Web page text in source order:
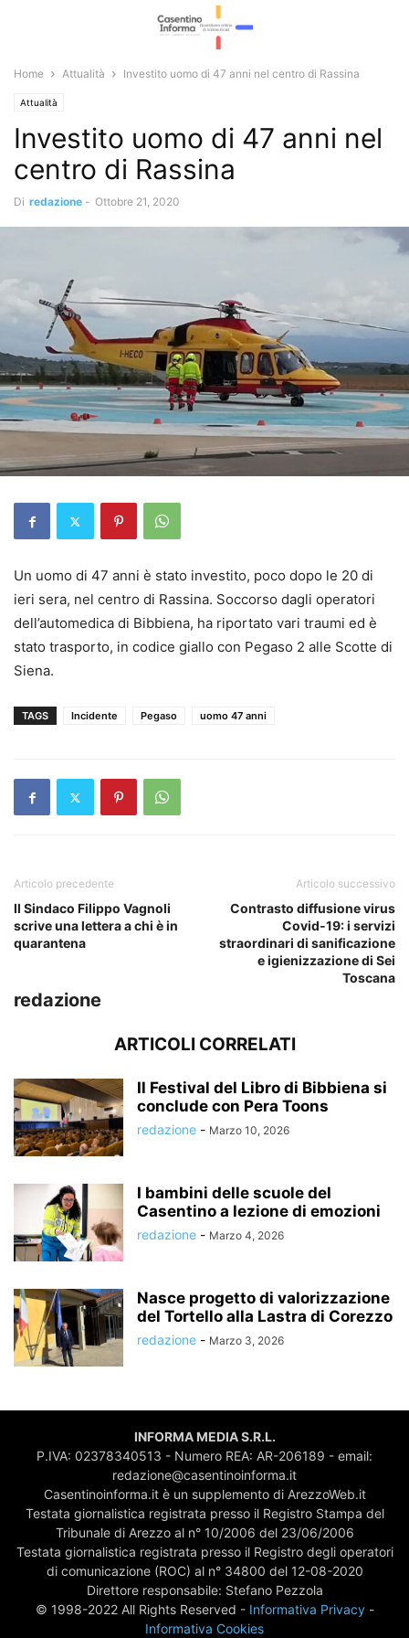
Home Attualità Investito uomo di 47 anni nel centro di Rassina
Attualità
Investito uomo di 47 anni nel
centro di Rassina
Di redazione - Ottobre 21, 2020
Un uomo di 47 anni è stato investito, poco dopo le 20 di
ieri sera, nel centro di Rassina. Soccorso dagli operatori
dell’automedica di Bibbiena, ha riportato vari traumi ed è
stato trasporto, in codice giallo con Pegaso 2 alle Scotte di
Siena.
TAGS Incidente Pegaso uomo 47 anni
Articolo precedente
Il Sindaco Filippo Vagnoli
scrive una lettera a chi è in
quarantena
Articolo successivo
Contrasto diffusione virus
Covid-19: i servizi
straordinari di sanificazione
e igienizzazione di Sei
Toscana
redazione
ARTICOLI CORRELATI
Il Festival del Libro di Bibbiena si
conclude con Pera Toons
redazione - Marzo 10, 2026
I bambini delle scuole del
Casentino a lezione di emozioni
redazione - Marzo 4, 2026
Nasce progetto di valorizzazione
del Tortello alla Lastra di Corezzo
redazione - Marzo 3, 2026
INFORMA MEDIA S.R.L.
P.IVA: 02378340513 - Numero REA: AR-206189 - email:
redazione@casentinoinforma.it
Casentinoinforma.it è un supplemento di ArezzoWeb.it
Testata giornalistica registrata presso il Registro Stampa del
Tribunale di Arezzo al n° 10/2006 del 23/06/2006
Testata giornalistica registrata presso il Registro degli operatori
di comunicazione (ROC) al n° 34800 del 12-08-2020
Direttore responsabile: Stefano Pezzola
© 1998-2022 All Rights Reserved - Informativa Privacy-
Informativa Cookies